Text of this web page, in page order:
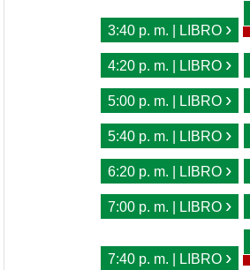
3:40 p. m. | LIBRO ›
4:20 p. m. | LIBRO ›
5:00 p. m. | LIBRO ›
5:40 p. m. | LIBRO ›
6:20 p. m. | LIBRO ›
7:00 p. m. | LIBRO ›
7:40 p. m. | LIBRO ›